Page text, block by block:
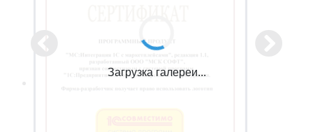
Загрузка галереи...